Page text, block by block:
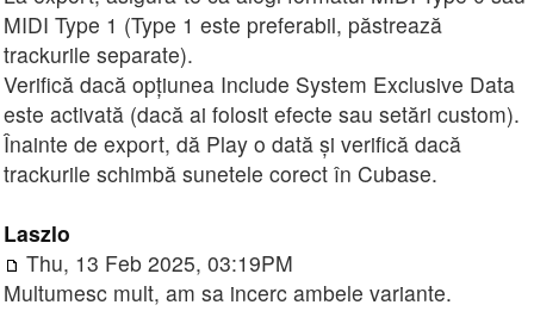
MIDI Type 1 (Type 1 este preferabil, păstrează
trackurile separate).
Verifică dacă opțiunea Include System Exclusive Data
este activată (dacă ai folosit efecte sau setări custom).
Înainte de export, dă Play o dată și verifică dacă
trackurile schimbă sunetele corect în Cubase.
Laszlo
Thu, 13 Feb 2025, 03:19PM
Multumesc mult, am sa incerc ambele variante.